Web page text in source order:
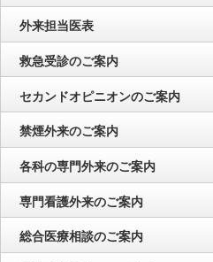
外来担当医表
救急受診のご案内
セカンドオピニオンのご案内
禁煙外来のご案内
各科の専門外来のご案内
専門看護外来のご案内
総合医療相談のご案内